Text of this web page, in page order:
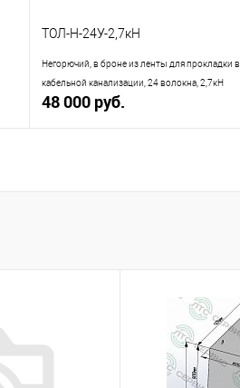
ТОЛ-Н-24У-2,7кН
Негорючий, в броне из ленты для прокладки в
кабельной канализации, 24 волокна, 2,7кН
48 000 руб.